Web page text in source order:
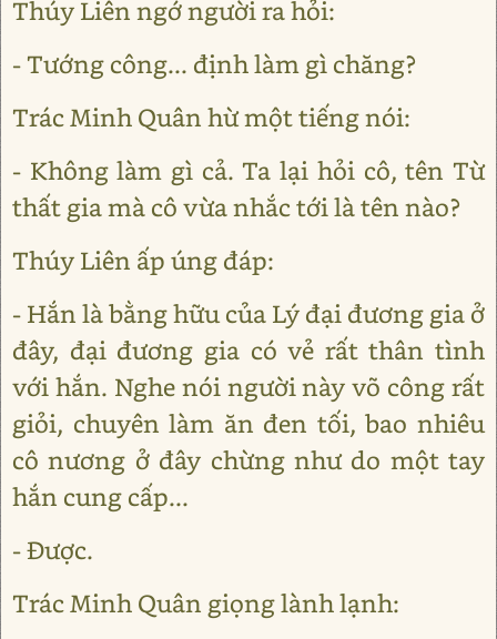
Thúy Liên ngớ người ra hỏi:
- Tướng công... định làm gì chăng?
Trác Minh Quân hừ một tiếng nói:
- Không làm gì cả. Ta lại hỏi cô, tên Từ
thất gia mà cô vừa nhắc tới là tên nào?
Thúy Liên ấp úng đáp:
- Hắn là bằng hữu của Lý đại đương gia ở
đây, đại đương gia có vẻ rất thân tình
với hắn. Nghe nói người này võ công rất
giỏi, chuyên làm ăn đen tối, bao nhiêu
cô nương ở đây chừng như do một tay
hắn cung cấp...
- Được.
Trác Minh Quân giọng lành lạnh: